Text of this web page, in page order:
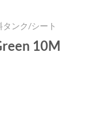
タンク/シート
10M